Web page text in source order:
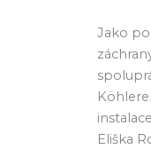
Jako
Eliška